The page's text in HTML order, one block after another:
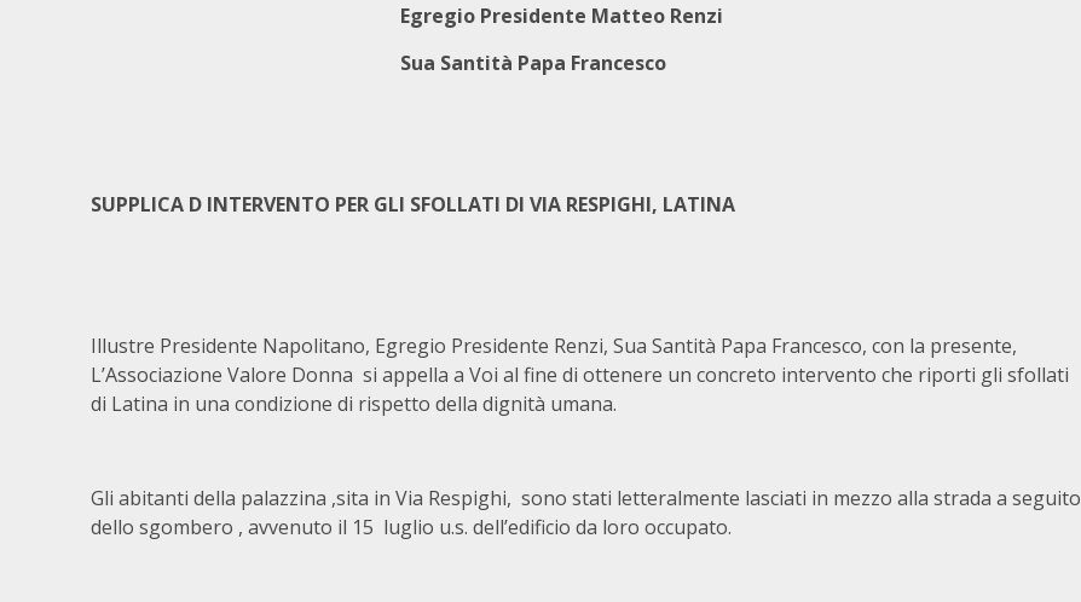
Egregio Presidente Matteo Renzi
Sua Santità Papa Francesco
SUPPLICA D INTERVENTO PER GLI SFOLLATI DI VIA RESPIGHI, LATINA
Illustre Presidente Napolitano, Egregio Presidente Renzi, Sua Santità Papa Francesco, con la presente,
L’Associazione Valore Donna si appella a Voi al fine di ottenere un concreto intervento che riporti gli sfollati
di Latina in una condizione di rispetto della dignità umana.
Gli abitanti della palazzina ,sita in Via Respighi, sono stati letteralmente lasciati in mezzo alla strada a seguito
dello sgombero , avvenuto il 15 luglio u.s. dell’edificio da loro occupato.